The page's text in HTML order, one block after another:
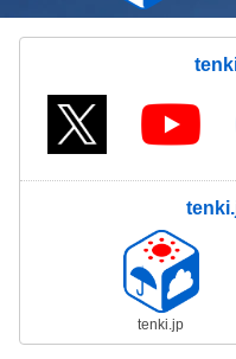
tenki.jp